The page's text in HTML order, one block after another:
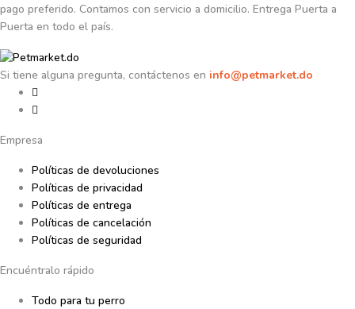
pago preferido. Contamos con servicio a domicilio. Entrega Puerta a
Puerta en todo el país.
Si tiene alguna pregunta, contáctenos en info@petmarket.do
Empresa
Políticas de devoluciones
Políticas de privacidad
Políticas de entrega
Políticas de cancelación
Políticas de seguridad
Encuéntralo rápido
Todo para tu perro